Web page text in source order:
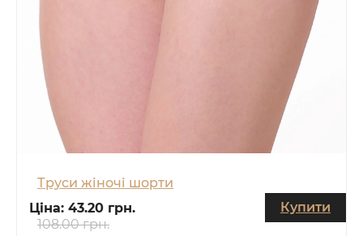
Труси жіночі шорти
Ціна: 43.20 грн.
108.00 грн.
Купити